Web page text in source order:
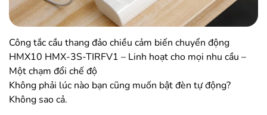
Công tắc cầu thang đảo chiều cảm biến chuyển động
HMX10 HMX-3S-TIRFV1 – Linh hoạt cho mọi nhu cầu –
Một chạm đổi chế độ
Không phải lúc nào bạn cũng muốn bật đèn tự động?
Không sao cả.